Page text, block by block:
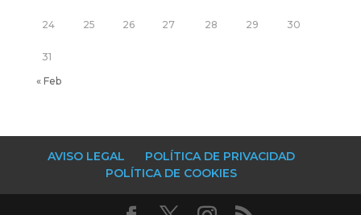
24 25 26 27 28 29 30
31
« Feb
AVISO LEGAL
POLÍTICA DE PRIVACIDAD
POLÍTICA DE COOKIES